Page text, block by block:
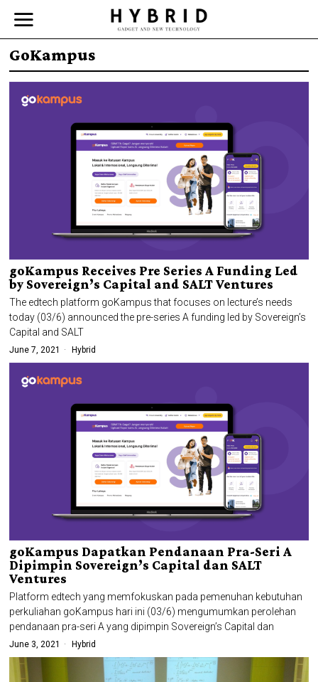
GoKampus
goKampus Receives Pre Series A Funding Led
by Sovereign’s Capital and SALT Ventures
The edtech platform goKampus that focuses on lecture’s needs
today (03/6) announced the pre-series A funding led by Sovereign’s
Capital and SALT
June 7, 2021 Hybrid
goKampus Dapatkan Pendanaan Pra-Seri A
Dipimpin Sovereign’s Capital dan SALT
Ventures
Platform edtech yang memfokuskan pada pemenuhan kebutuhan
perkuliahan goKampus hari ini (03/6) mengumumkan perolehan
pendanaan pra-seri A yang dipimpin Sovereign’s Capital dan
June 3, 2021 Hybrid